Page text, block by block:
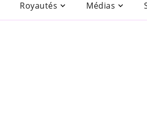
Royautés Médias